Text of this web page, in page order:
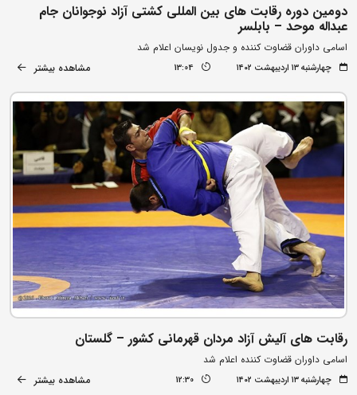
دومین دوره رقابت های بین المللی کشتی آزاد نوجوانان جام
عبداله موحد – بابلسر
اسامی داوران قضاوت کننده و جدول نویسان اعلام شد
چهارشنبه ۱۳ اردیبهشت ۱۴۰۲ 13:04 مشاهده بیشتر
رقابت های آلیش آزاد مردان قهرمانی کشور – گلستان
اسامی داوران قضاوت کننده اعلام شد
چهارشنبه ۱۳ اردیبهشت ۱۴۰۲ 12:30 مشاهده بیشتر